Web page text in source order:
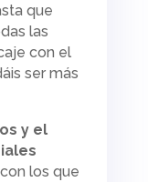
que
las
con el
ser más
y el
los que